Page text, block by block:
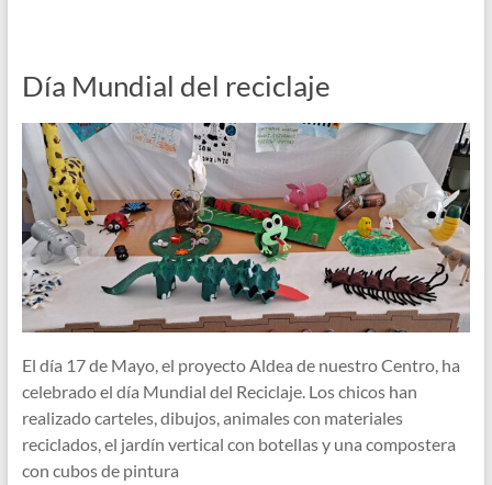
Día Mundial del reciclaje
El día 17 de Mayo, el proyecto Aldea de nuestro Centro, ha
celebrado el día Mundial del Reciclaje. Los chicos han
realizado carteles, dibujos, animales con materiales
reciclados, el jardín vertical con botellas y una compostera
con cubos de pintura